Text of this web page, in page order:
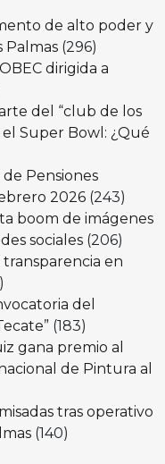
de alto poder y
Palmas (296)
dirigida a
del “club de los
Super Bowl: ¿Qué
Pensiones
2026 (243)
boom de imágenes
sociales (206)
transparencia en
del
(183)
gana premio al
de Pintura al
tras operativo
(140)